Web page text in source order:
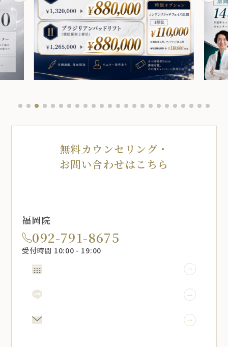
無料カウンセリング・
お問い合わせはこちら
福岡院
092-791-8675
受付時間 10:00 - 19:00